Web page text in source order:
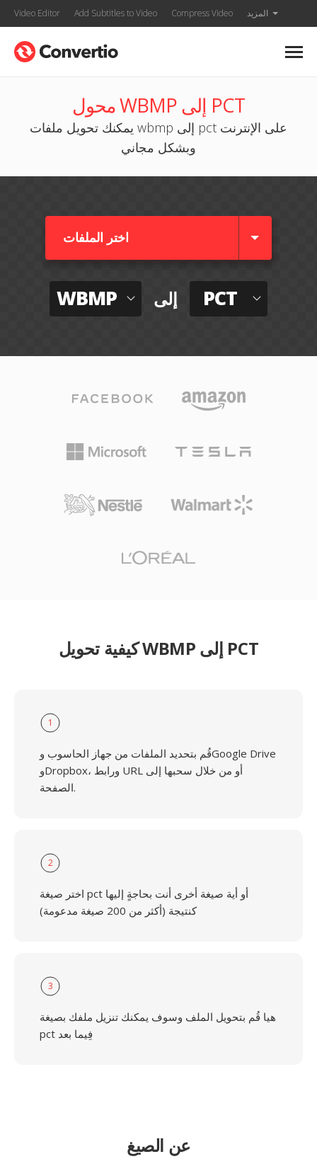
Video Editor Add Subtitles to Video Compress Video المزيد
محول WBMP إلى PCT
يمكنك تحويل ملفات wbmp إلى pct على الإنترنت
وبشكل مجاني
اختر الملفات
WBMP إلى PCT
كيفية تحويل WBMP إلى PCT
1
قُم بتحديد الملفات من جهاز الحاسوب وGoogle Drive
وDropbox، ورابط URL أو من خلال سحبها إلى
الصفحة.
2
اختر صيغة pct أو أية صيغة أخرى أنت بحاجةٍ إليها
كنتيجة (أكثر من 200 صيغة مدعومة)
3
هيا قُم بتحويل الملف وسوف يمكنك تنزيل ملفك بصيغة
pct فِيما بعد
عن الصيغ